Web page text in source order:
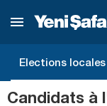
Elections locales
Candidats à
Rize
Samsun
Şanlıurfa